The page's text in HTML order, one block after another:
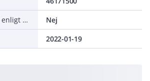
Informationsplikt enligt REACH
Nej
2022-01-19